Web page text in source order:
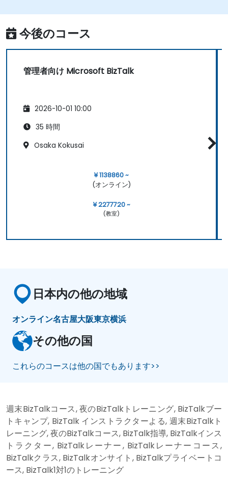
BizTalkアプリケーションの自動的なデプロイ
を実現する。
ビジネス活動の追跡・監視・分析が行える。
BizTalk Serverにおける高可用性および災害
復旧対策を計画・実施できる。
BizTalk Serverおよびその環境のパフォーマ
ランタイム例外のトラブルシューティングが
可能になる。
BizTalk環境の体系的なメンテナンス計画およ
今後のコース
管理者向け Microsoft BizTalk
2026-10-01 10:00
35 時間
Osaka Kokusai
¥ 1138860 ~
(オンライン)
¥ 2277720 ~
(教室)
日本内の他の地域
オンライン名古屋大阪東京横浜
その他の国
これらのコースは他の国でもあります>>
週末BizTalkコース, 夜のBizTalkトレーニング, BizTalkブー
トキャンプ, BizTalk インストラクターよる, 週末BizTalkト
レーニング, 夜のBizTalkコース, BizTalk指導, BizTalkインス
トラクター, BizTalkレーナー, BizTalkレーナーコース,
BizTalkクラス, BizTalkオンサイト, BizTalkプライベートコ
ース, BizTalk1対1のトレーニング